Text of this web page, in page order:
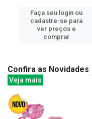
Faça seu login ou
cadastre-se para
ver preços e
comprar
Confira as Novidades
Veja mais